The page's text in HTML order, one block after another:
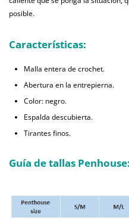
posible.
Características:
Malla entera de crochet.
Abertura en la entrepierna.
Color: negro.
Espalda descubierta.
Tirantes finos.
Guía de tallas Penhouse: